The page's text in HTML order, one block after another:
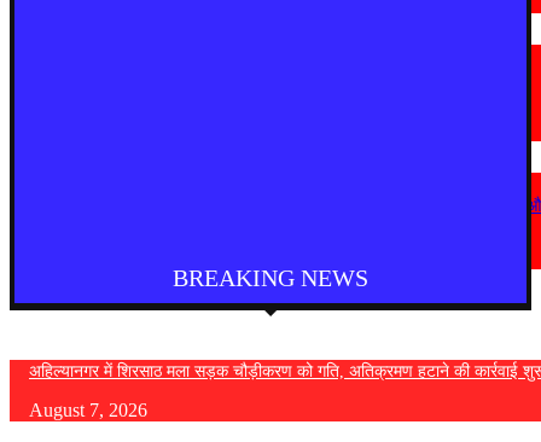
कोठी-कोरणार पुल धंसने पर विजय वडेट्टीवार का सरकार पर हमला, उच्चस्तरीय जांच
BREAKING NEWS
अहिल्यानगर में शिरसाठ मला सड़क चौड़ीकरण को गति, अतिक्रमण हटाने की कार्रवाई
August 7, 2026